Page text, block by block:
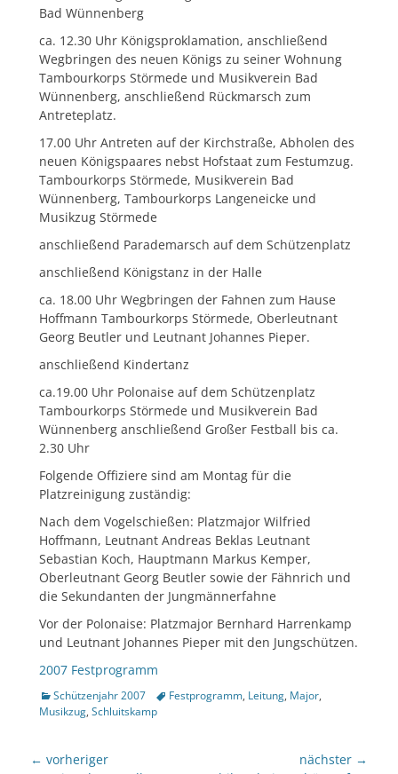
Bad Wünnenberg
ca. 12.30 Uhr Königsproklamation, anschließend
Wegbringen des neuen Königs zu seiner Wohnung
Tambourkorps Störmede und Musikverein Bad
Wünnenberg, anschließend Rückmarsch zum
Antreteplatz.
17.00 Uhr Antreten auf der Kirchstraße, Abholen des
neuen Königspaares nebst Hofstaat zum Festumzug.
Tambourkorps Störmede, Musikverein Bad
Wünnenberg, Tambourkorps Langeneicke und
Musikzug Störmede
anschließend Parademarsch auf dem Schützenplatz
anschließend Königstanz in der Halle
ca. 18.00 Uhr Wegbringen der Fahnen zum Hause
Hoffmann Tambourkorps Störmede, Oberleutnant
Georg Beutler und Leutnant Johannes Pieper.
anschließend Kindertanz
ca.19.00 Uhr Polonaise auf dem Schützenplatz
Tambourkorps Störmede und Musikverein Bad
Wünnenberg anschließend Großer Festball bis ca.
2.30 Uhr
Folgende Offiziere sind am Montag für die
Platzreinigung zuständig:
Nach dem Vogelschießen: Platzmajor Wilfried
Hoffmann, Leutnant Andreas Beklas Leutnant
Sebastian Koch, Hauptmann Markus Kemper,
Oberleutnant Georg Beutler sowie der Fähnrich und
die Sekundanten der Jungmännerfahne
Vor der Polonaise: Platzmajor Bernhard Harrenkamp
und Leutnant Johannes Pieper mit den Jungschützen.
2007 Festprogramm
Kategorien
Schützenjahr 2007 TagsFestprogramm, Leitung, Major,
Musikzug, Schluitskamp
Beitragsnavigation
← vorheriger
nächster →